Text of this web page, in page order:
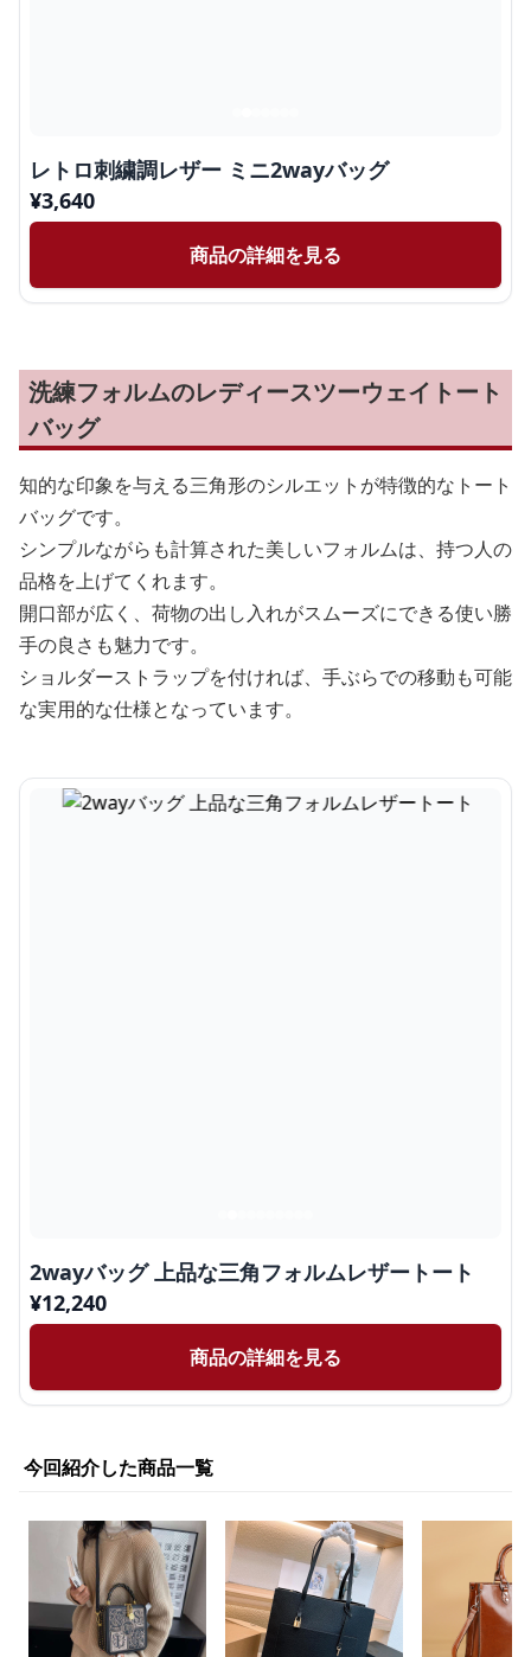
レトロ刺繍調レザー ミニ2wayバッグ
¥3,640
商品の詳細を見る
洗練フォルムのレディースツーウェイトート
バッグ
知的な印象を与える三角形のシルエットが特徴的なトート
バッグです。
シンプルながらも計算された美しいフォルムは、持つ人の
品格を上げてくれます。
開口部が広く、荷物の出し入れがスムーズにできる使い勝
手の良さも魅力です。
ショルダーストラップを付ければ、手ぶらでの移動も可能
な実用的な仕様となっています。
2wayバッグ 上品な三角フォルムレザートート
¥12,240
商品の詳細を見る
今回紹介した商品一覧